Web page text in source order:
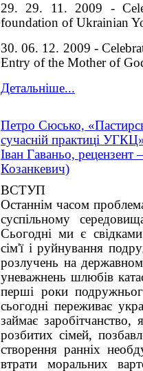
29. 29. 11. 2009 -
foundation of Ukrainian
30. 06. 12. 2009 -
Entry of the Mother of
Детальніше...
Петро Сюсько,
сучасній практиці
Іван Гаваньо, рецензент
Козанкевич)
ВСТУП
Останнім часом
суспільному
Сьогодні ми є
сім'ї і руйнування
розлучень на
уневажнень шлюбів
перші роки
сьогодні переживає
займає
розбитих сімей,
створення ранніх
втрати моральних